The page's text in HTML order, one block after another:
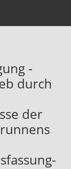
-
durch
der